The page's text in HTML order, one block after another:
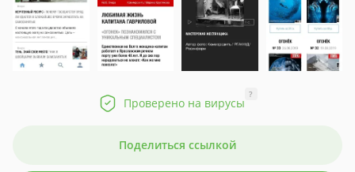
Проверено на вирусы
?
Поделиться ссылкой